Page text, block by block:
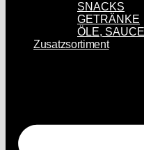
SNACKS
GETRÄNKE
ÖLE,
Zusatzsortiment